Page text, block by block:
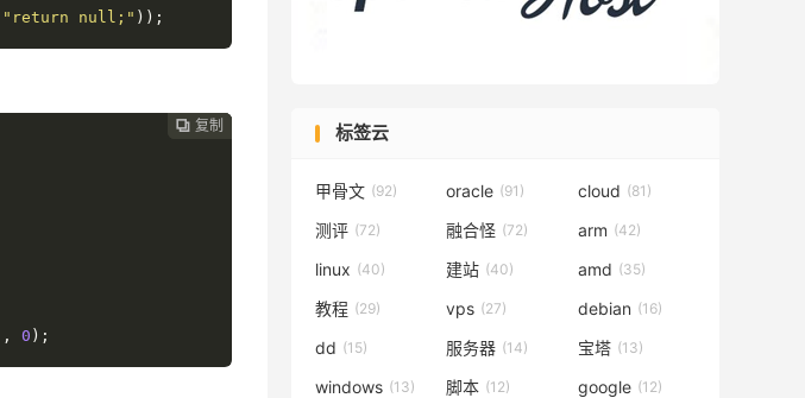
"return null;" ));
 复制
 复制
 复制
, 0 );
标签云
甲骨文 (92) oracle (91) cloud (81)
测评 (72) 融合怪 (72) arm (42)
linux (40) 建站 (40) amd (35)
教程 (29) vps (27) debian (16)
dd (15) 服务器 (14) 宝塔 (13)
windows (13) 脚本 (12) google (12)